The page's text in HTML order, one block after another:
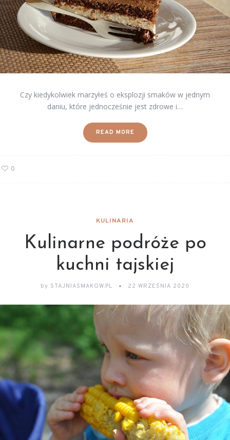
Czy kiedykolwiek marzyłeś o eksplozji smaków w jednym
daniu, które jednocześnie jest zdrowe i…
READ MORE
0
KULINARIA
Kulinarne podróże po
kuchni tajskiej
by STAJNIASMAKOW.PL 22 WRZEŚNIA 2020